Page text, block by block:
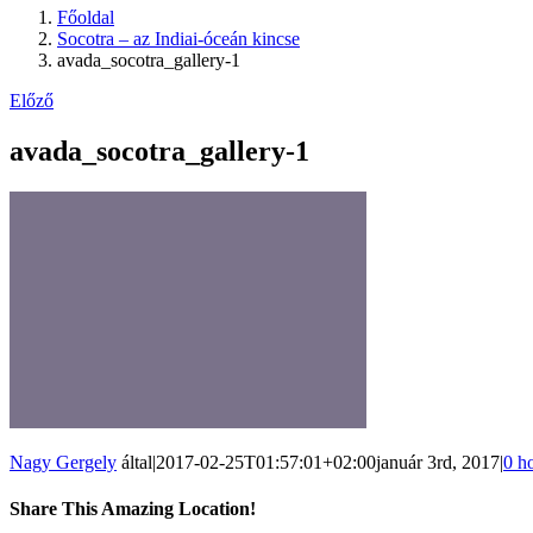
Főoldal
Socotra – az Indiai-óceán kincse
avada_socotra_gallery-1
Előző
avada_socotra_gallery-1
Nagy Gergely által|2017-02-25T01:57:01+02:00január 3rd, 2017|0
Share This Amazing Location!